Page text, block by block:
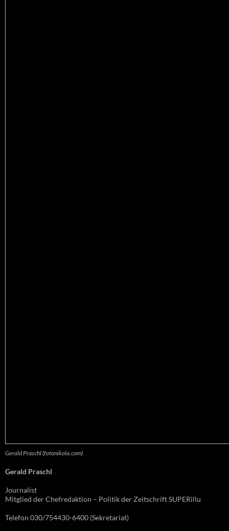
Gerald Praschl (fotonikola.com)
Gerald Praschl
Journalist
Mitglied der Chefredaktion – Politik der Zeitschrift SUPERillu
Telefon 030/754430-6400 (Sekretariat)